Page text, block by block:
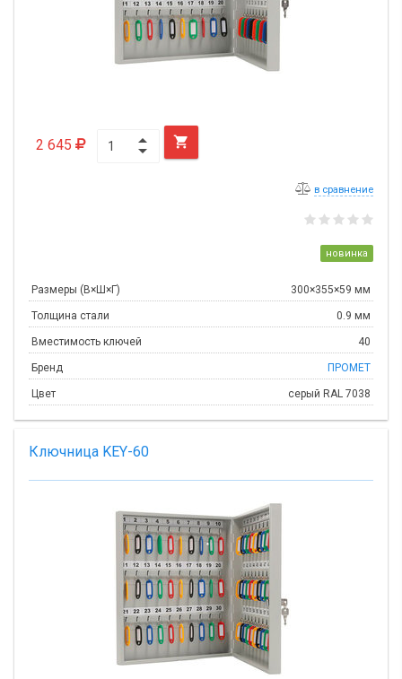
2 645 
в сравнение
новинка
Размеры (В×Ш×Г) 300×355×59 мм
Толщина стали 0.9 мм
Вместимость ключей 40
Бренд ПРОМЕТ
Цвет серый RAL 7038
Ключница KEY-60